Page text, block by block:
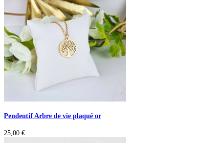
Pendentif Arbre de vie plaqué or
25,00 €